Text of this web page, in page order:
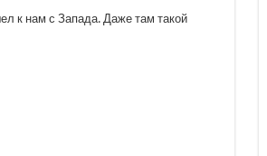
к нам с Запада. Даже там такой